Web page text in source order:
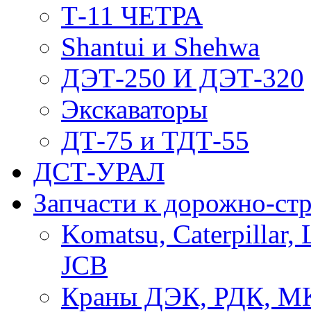
Т-11 ЧЕТРА
Shantui и Shehwa
ДЭТ-250 И ДЭТ-320
Экскаваторы
ДТ-75 и ТДТ-55
ДСТ-УРАЛ
Запчасти к дорожно-
Komatsu, Caterpillar,
JCB
Краны ДЭК, РДК,